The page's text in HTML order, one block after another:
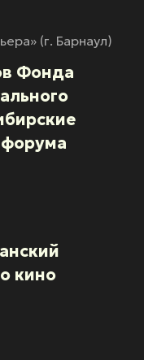
(г. Барнаул)
Фонда
кино